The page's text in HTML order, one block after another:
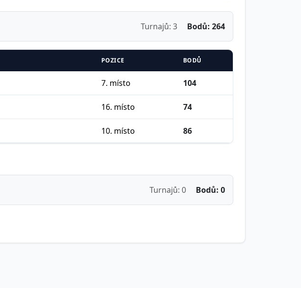
Turnajů: 3 Bodů: 264
POZICE BODŮ
7. místo 104
16. místo 74
10. místo 86
Turnajů: 0 Bodů: 0